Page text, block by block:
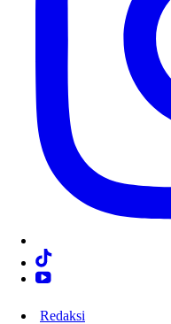
Redaksi